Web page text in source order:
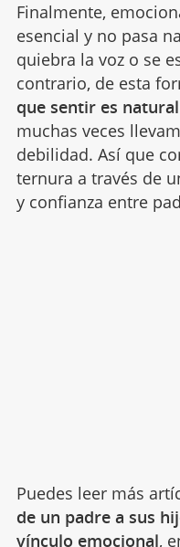
Finalmente,
esencial y no pasa
quiebra la voz o se
contrario, de esta
que sentir es natural
muchas veces
debilidad. Así que
ternura a través de
y confianza entre
Puedes leer más
de un padre a sus
vínculo emocional,